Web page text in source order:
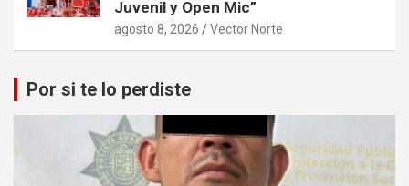
Juvenil y Open Mic”
agosto 8, 2026 Vector Norte
Por si te lo perdiste